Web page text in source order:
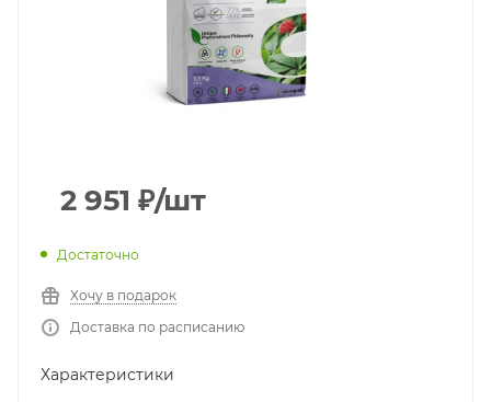
2 951 ₽/шт
Достаточно
Хочу в подарок
Доставка по расписанию
Характеристики